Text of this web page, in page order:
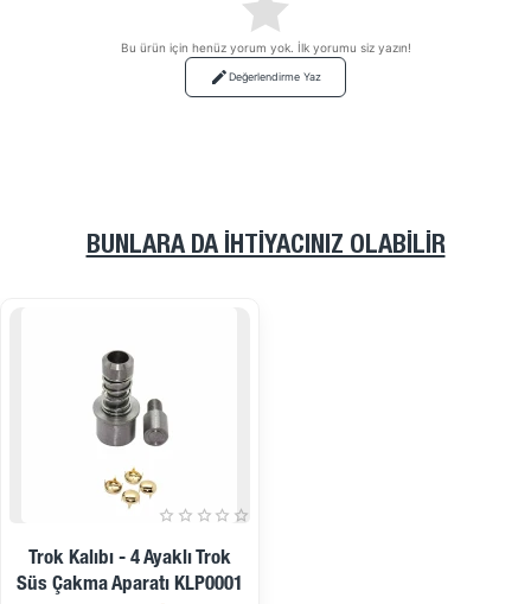
Bu ürün için henüz yorum yok. İlk yorumu siz yazın!
Değerlendirme Yaz
BUNLARA DA İHTIYACINIZ OLABILIR
Trok Kalıbı - 4 Ayaklı Trok
Süs Çakma Aparatı KLP0001